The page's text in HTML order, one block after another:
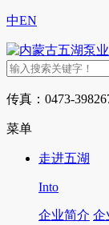
中EN
传真：0473-
菜单
走进五湖
Into
企业简介 企